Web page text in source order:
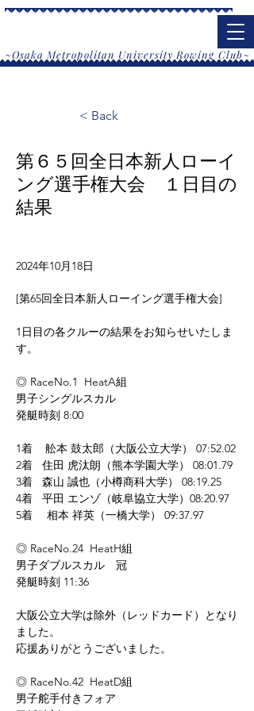
​~Osaka Metropolitan University Rowing Club~
< Back
第６５回全日本新人ローイ
ング選手権大会 １日目の
結果
2024年10月18日
[第65回全日本新人ローイング選手権大会]
1日目の各クルーの結果をお知らせいたしま
す。
◎ RaceNo.1  HeatA組
男子シングルスカル
発艇時刻 8:00
1着    舩本 鼓太郎（大阪公立大学） 07:52.02
2着   住田 虎汰朗（熊本学園大学） 08:01.79
3着   森山 誠也（小樽商科大学） 08:19.25
4着   平田 エンゾ（岐阜協立大学）08:20.97
5着　 相本 祥英（一橋大学） 09:37.97
◎ RaceNo.24  HeatH組
男子ダブルスカル　冠
発艇時刻 11:36
大阪公立大学は除外（レッドカード）となり
ました。
応援ありがとうございました。
◎ RaceNo.42  HeatD組
男子舵手付きフォア